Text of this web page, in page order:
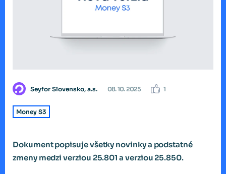
Seyfor Slovensko, a.s. 08. 10. 2025 1
Money S3
Dokument popisuje všetky novinky a podstatné
zmeny medzi verziou 25.801 a verziou 25.850.